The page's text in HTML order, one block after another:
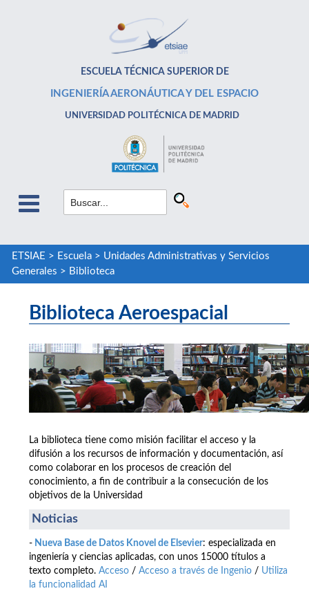
ESCUELA TÉCNICA SUPERIOR DE
INGENIERÍA AERONÁUTICA Y DEL ESPACIO
UNIVERSIDAD POLITÉCNICA DE MADRID
ETSIAE > Escuela> Unidades Administrativas y Servicios
Generales > Biblioteca
Biblioteca Aeroespacial
La biblioteca tiene como misión facilitar el acceso y la
difusión a los recursos de información y documentación, así
como colaborar en los procesos de creación del
conocimiento, a fin de contribuir a la consecución de los
objetivos de la Universidad
Noticias
- Nueva Base de Datos Knovel de Elsevier: especializada en
ingeniería y ciencias aplicadas, con unos 15000 títulos a
texto completo. Acceso / Acceso a través de Ingenio / Utiliza
la funcionalidad AI